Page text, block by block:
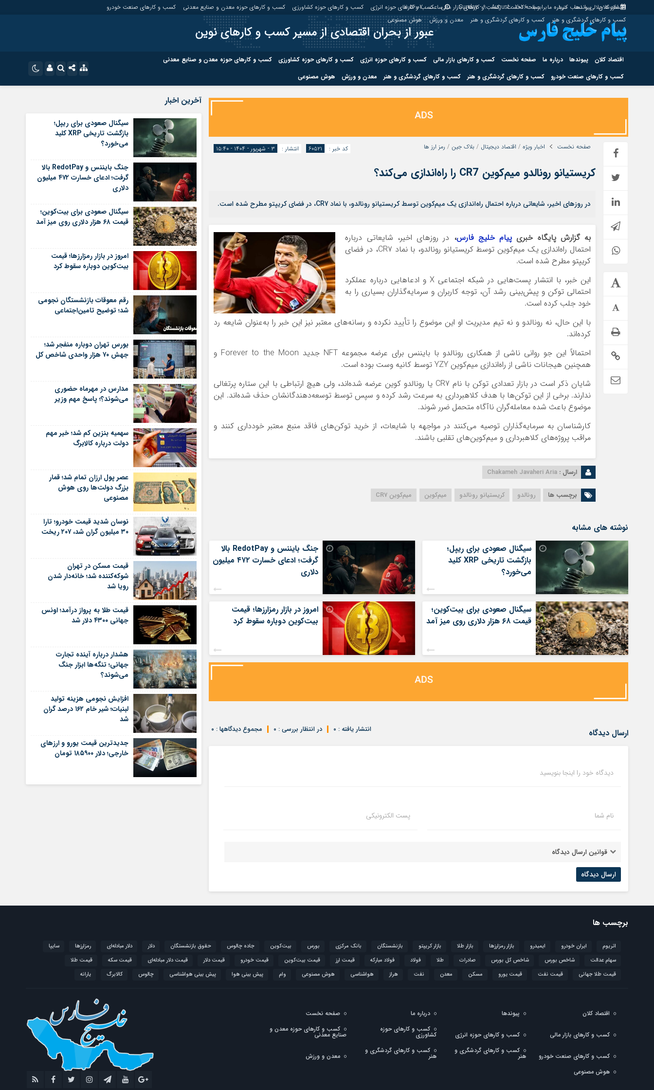
افزونه جلالی را نصب کنید. برابر با : Sunday - 9 - August - 2026 ساعت :11:56:03 اقتصاد کلان پیوندها درباره ما صفحه نخست کسب و کارهای بازار مالی کسب و کارهای حوزه انرژی کسب و کارهای حوزه کشاورزی کسب و کارهای حوزه معدن و صنایع معدنی
کسب و کارهای صنعت خودرو
کسب و کارهای گردشگری و هنر
کسب و کارهای گردشگری و هنر معدن و ورزش هوش مصنوعی
عبور از بحران اقتصادی از مسیر کسب و کارهای نوین
اقتصاد کلان پیوندها درباره ما صفحه نخست کسب و کارهای بازار مالی کسب و کارهای حوزه انرژی کسب و کارهای حوزه کشاورزی
کسب و کارهای حوزه معدن و صنایع معدنی
کسب و کارهای صنعت خودرو
کسب و کارهای گردشگری و هنر کسب و کارهای گردشگری و هنر معدن و ورزش هوش مصنوعی
سروش
ایتا
آپارات
اپلیکیشن
رمز عبور
مرا به خاطر بسپار
اقتصاد کلان پیوندها درباره ما صفحه نخست
کسب و کارهای حوزه کشاورزی کسب و کارهای صنعت خودرو کسب و کارهای گردشگری و هنر
کسب و کارهای گردشگری و هنر معدن و ورزش
هوش مصنوعی
صفحه نخست اخبار ویژه / اقتصاد دیجیتال / بلاک جین / رمز ارز ها انتشار : ۳ - شهریور - ۱۴۰۴ - ۱۵:۴۰ کد خبر : ۶۰۵۲۱
کریستیانو رونالدو میم‌کوین CR7 را راه‌اندازی می‌کند؟
در روزهای اخیر، شایعاتی درباره احتمال راه‌اندازی یک میم‌کوین توسط کریستیانو رونالدو، با نماد CR7، در فضای کریپتو مطرح شده است.
به گزارش پایگاه خبری پیام خلیج فارس، در روزهای اخیر، شایعاتی درباره
احتمال راه‌اندازی یک میم‌کوین توسط کریستیانو رونالدو، با نماد CR7، در فضای
کریپتو مطرح شده است.
این خبر، با انتشار پست‌هایی در شبکه اجتماعی X و ادعاهایی درباره عملکرد
احتمالی توکن و پیش‌بینی رشد آن، توجه کاربران و سرمایه‌گذاران بسیاری را به
خود جلب کرده است.
با این حال، نه رونالدو و نه تیم مدیریت او این موضوع را تأیید نکرده‌ و رسانه‌های معتبر نیز این خبر را به‌عنوان شایعه رد
کرده‌اند.
احتمالاً این جو روانی ناشی از همکاری رونالدو با بایننس برای عرضه مجموعه NFT جدید Forever to the Moon و
همچنین هیجانات ناشی از راه‌اندازی میم‌کوین YZY توسط کانیه وست بوده است.
شایان ذکر است در بازار تعدادی توکن با نام CR7 یا رونالدو کوین عرضه شده‌اند، ولی هیچ ارتباطی با این ستاره پرتغالی
ندارند. برخی از این توکن‌ها با هدف کلاهبرداری به سرعت رشد کرده و سپس توسط توسعه‌دهندگانشان حذف شده‌اند. این
موضوع باعث شده معامله‌گران ناآگاه متحمل ضرر شوند.
کارشناسان به سرمایه‌گذاران توصیه می‌کنند در مواجهه با شایعات، از خرید توکن‌های فاقد منبع معتبر خودداری کنند و
مراقب پروژه‌های کلاهبرداری و میم‌کوین‌های تقلبی باشند.
ارسال : Chakameh Javaheri Aria
برچسب ها رونالدو کریستیانو رونالدو میم‌کوین‌ میم‌کوین CR7
نوشته های مشابه
سیگنال صعودی برای ریپل؛
بازگشت تاریخی XRP کلید
می‌خورد؟
جنگ بایننس و RedotPay بالا
گرفت؛ ادعای خسارت ۴۷۲ میلیون
دلاری
سیگنال صعودی برای بیت‌کوین؛
قیمت ۶۸ هزار دلاری روی میز آمد
امروز در بازار رمزارزها؛ قیمت
بیت‌کوین دوباره سقوط کرد
ارسال دیدگاه مجموع دیدگاهها : ۰ در انتظار بررسی : ۰ انتشار یافته : ۰
دیدگاه خود را اینجا بنویسید
نام شما پست الکترونیکی
قوانین ارسال دیدگاه
آخرین اخبار
سیگنال صعودی برای ریپل؛
بازگشت تاریخی XRP کلید
می‌خورد؟
جنگ بایننس و RedotPay بالا
گرفت؛ ادعای خسارت ۴۷۲ میلیون
دلاری
سیگنال صعودی برای بیت‌کوین؛
قیمت ۶۸ هزار دلاری روی میز آمد
امروز در بازار رمزارزها؛ قیمت
بیت‌کوین دوباره سقوط کرد
رقم معوقات بازنشستگان نجومی
شد؛ توضیح تامین‌اجتماعی
بورس تهران دوباره منفجر شد؛
جهش ۷۰ هزار واحدی شاخص کل
مدارس در مهرماه حضوری
می‌شوند؟؛ پاسخ مهم وزیر
سهمیه بنزین کم شد؛ خبر مهم
دولت درباره کالابرگ
عصر پول ارزان تمام شد؛ قمار
بزرگ دولت‌ها روی هوش
مصنوعی
نوسان شدید قیمت خودرو؛ تارا
۳۰ میلیون گران شد، ۲۰۷ ریخت
قیمت مسکن در تهران
شوکه‌کننده شد؛ خانه‌دار شدن
رویا شد
قیمت طلا به پرواز درآمد؛ اونس
جهانی ۴۳۰۰ دلار شد
هشدار درباره آینده تجارت
جهانی؛ تنگه‌ها ابزار جنگ
می‌شوند؟
افزایش نجومی هزینه تولید
لبنیات؛ شیر خام ۱۶۲ درصد گران
شد
جدیدترین قیمت یورو و ارزهای
خارجی؛ دلار ۱۸۵۹۰۰ تومان
برچسب ها
اتریوم ایران خودرو ایمیدرو بازار رمزارزها بازار طلا بازار کریپتو بازنشستگان بانک مرکزی بورس بیت‌کوین جاده چالوس حقوق بازنشستگان دلار دلار مبادله‌ای رمزارزها
سایپا
سهام عدالت
شاخص بورس شاخص کل بورس صادرات طلا فولاد فولاد مبارکه قیمت ارز قیمت بیت‌کوین قیمت خودرو قیمت دلار قیمت دلار مبادله‌ای قیمت سکه
قیمت طلا
قیمت طلا جهانی
قیمت نفت قیمت یورو مسکن معدن نفت هراز هواشناسی هوش مصنوعی وام پیش بینی هوا پیش بینی هواشناسی چالوس کالابرگ یارانه
اقتصاد کلان پیوندها درباره ما صفحه نخست
کسب و کارهای بازار مالی کسب و کارهای حوزه انرژی
کسب و کارهای حوزه
کشاورزی
کسب و کارهای حوزه معدن و
صنایع معدنی
کسب و کارهای صنعت خودرو
کسب و کارهای گردشگری و
هنر
کسب و کارهای گردشگری و
هنر
معدن و ورزش
هوش مصنوعی